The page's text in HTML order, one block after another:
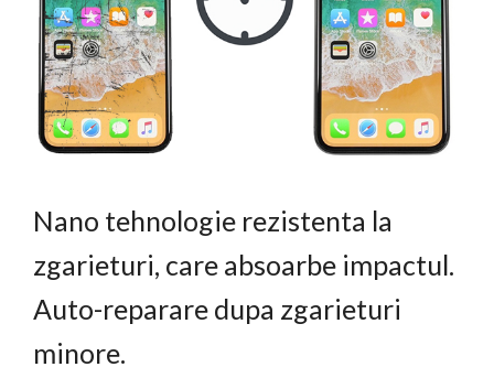
Nano tehnologie rezistenta la
zgarieturi, care absoarbe impactul.
Auto-reparare dupa zgarieturi
minore.